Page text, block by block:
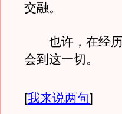
交融。
也许，在经历
会到这一切。
[我来说两句]